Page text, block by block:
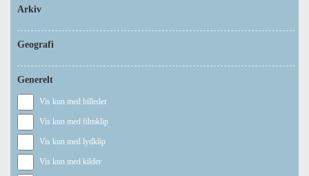
Arkiv
Geografi
Generelt
Vis kun med billeder
Vis kun med filmklip
Vis kun med lydklip
Vis kun med kilder